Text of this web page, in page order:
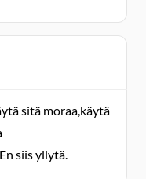
sitä moraa,käytä
siis yllytä.